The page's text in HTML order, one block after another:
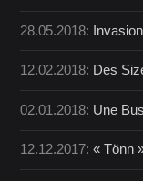
28.05.2018:
12.02.2018: Des
02.01.2018: Une
12.12.2017:« Tönn